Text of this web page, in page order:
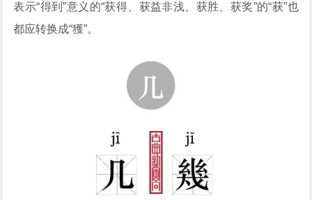
表示“得到”意义的“获得、获益非浅、获胜、获奖”的“获”也
都应转换成“獲”。